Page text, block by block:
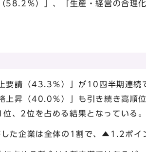
58.2％）」、「生産・経営の合理
要請（43.3％）」が10四半期連続
上昇（40.0％）」も引き続き高順
、2位を占める結果となっている。
た企業は全体の1割で、▲1.2ポイ